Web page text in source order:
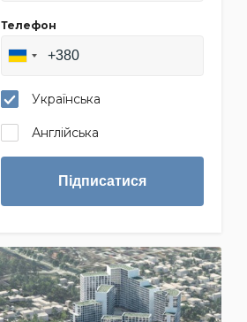
Телефон
Українська
Англійська
Підписатися